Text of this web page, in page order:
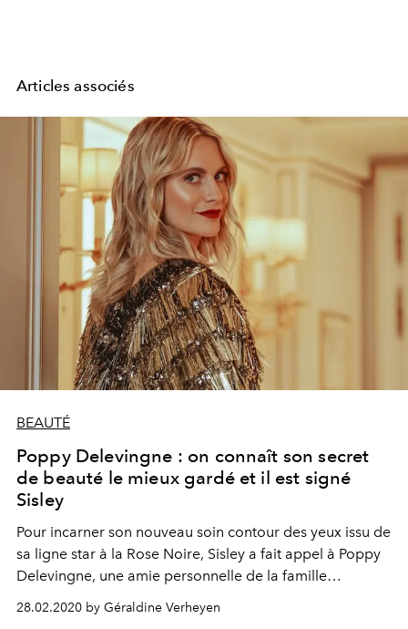
Articles associés
BEAUTÉ
Poppy Delevingne : on connaît son secret
de beauté le mieux gardé et il est signé
Sisley
Pour incarner son nouveau soin contour des yeux issu de
sa ligne star à la Rose Noire, Sisley a fait appel à Poppy
Delevingne, une amie personnelle de la famille
d’Ornano, fidèle à la maison depuis de longues années.
Un nouveau secret de beauté capturé dans une
28.02.2020 by Géraldine Verheyen